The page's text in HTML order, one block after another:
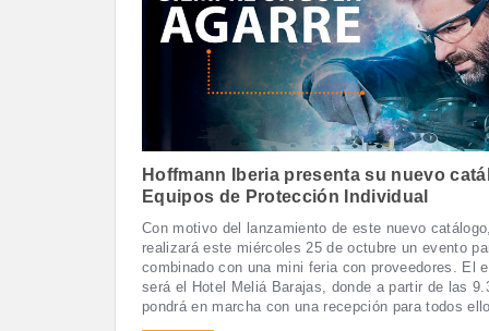
Hoffmann Iberia presenta su nuevo
Equipos de Protección Individual
Con motivo del lanzamiento de este nuevo
realizará este miércoles 25 de octubre un evento
combinado con una mini feria con proveedores. El
será el Hotel Meliá Barajas, donde a partir de las
pondrá en marcha con una recepción para todos